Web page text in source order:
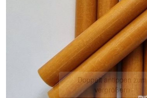
Doppelt antippen zum
vergrößern